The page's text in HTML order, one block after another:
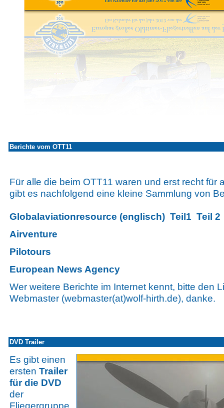
Berichte vom OTT11
Für alle die beim OTT11 waren und erst recht für
gibt es nachfolgend eine kleine Sammlung von
Globalaviationresource (englisch) Teil1 Teil 2
Airventure
Pilotours
European News Agency
Wer weitere Berichte im Internet kennt, bitte den
Webmaster (webmaster(at)wolf-hirth.de), danke.
DVD Trailer
Es gibt einen
ersten Trailer
für die DVD
der
Fliegergruppe